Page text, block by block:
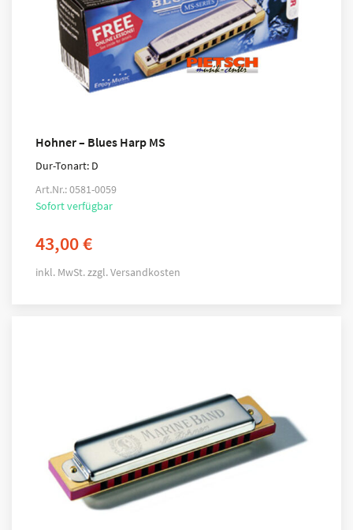
Hohner – Blues Harp MS
Dur-Tonart: D
Art.Nr.: 0581-0059
Sofort verfügbar
43,00€
inkl. MwSt.zzgl.Versandkosten